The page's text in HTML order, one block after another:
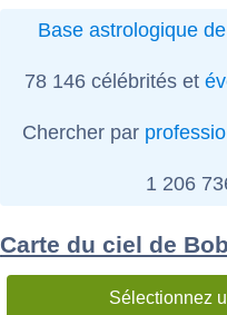
Base astrologique
78 146 célébrités et
Chercher par
1 206
Carte du ciel de
Sélectionnez